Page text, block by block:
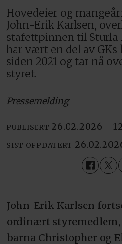
Hovedeier og
John-Erik Karlsen,
stafettpinnen til Sturla
har vært en del av GKs
siden 2021 og tar nå
styret.
Pressemelding
PUBLISERT 26.02.2026 -
SIST OPPDATERT
John-Erik Karlsen
ordinært styremedlem,
barna Christopher og